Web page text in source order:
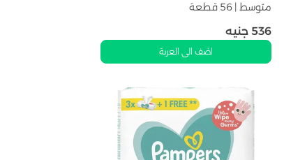
متوسط | 56 قطعة
536 جنيه
اضف الى العربة